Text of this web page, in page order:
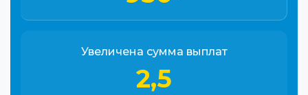
Увеличена сумма выплат
2,5